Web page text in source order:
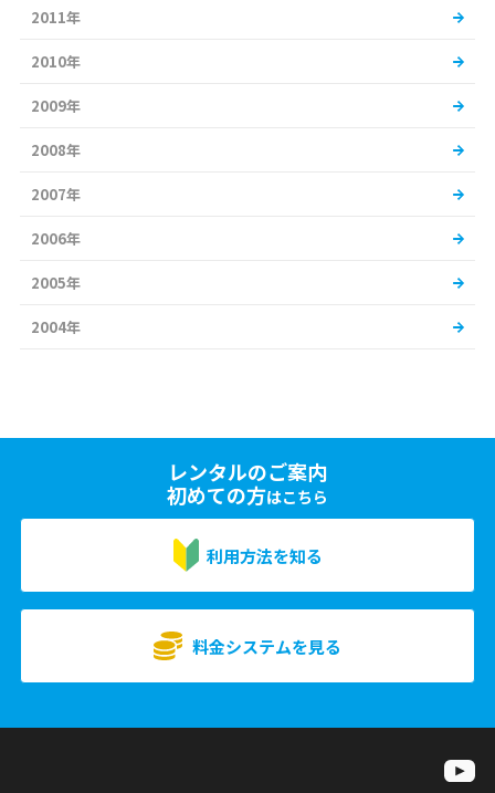
2011年
2010年
2009年
2008年
2007年
2006年
2005年
2004年
レンタルのご案内
初めての方はこちら
利用方法を知る
料金システムを見る